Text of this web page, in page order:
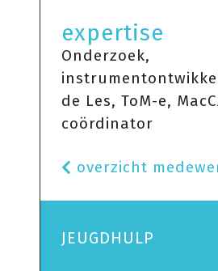
expertise
Onderzoek,
de Les, ToM-e,
coördinator
overzicht
JEUGDHULP